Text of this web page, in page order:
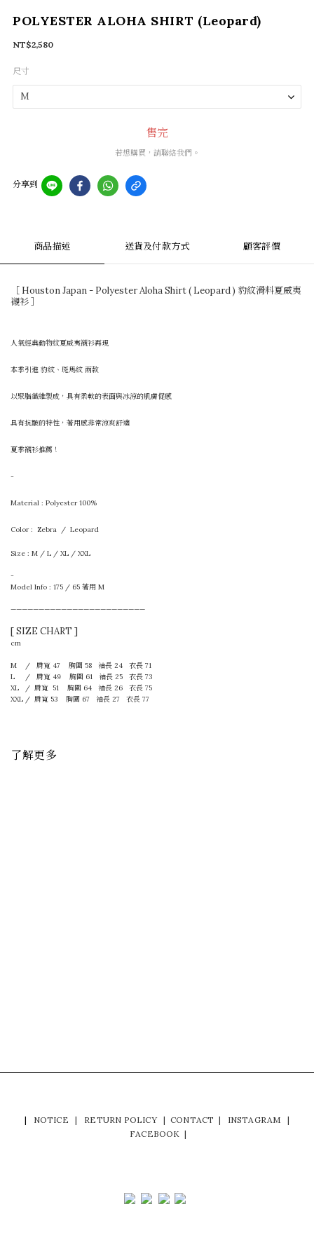
POLYESTER ALOHA SHIRT (Leopard)
NT$2,580
尺寸
售完
若想購買，請聯絡我們。
分享到
商品描述 送貨及付款方式 顧客評價
［ Houston Japan - Polyester Aloha Shirt ( Leopard ) 豹紋滑料夏威夷
襯衫 ］
人氣經典動物紋夏威夷襯衫再現
本季引進 豹紋、斑馬紋 兩款
以聚脂纖維製成，具有柔軟的表面與冰涼的肌膚促感
具有抗皺的特性，著用感非常涼爽舒適
夏季襯衫推薦！
-
Material : Polyester100%
Color : Zebra / Leopard
Size : M / L / XL / XXL
-
Model Info : 175 / 65 著用 M
————————————————————————
[ SIZE CHART ]
cm
M / 肩寬 47 胸圍 58 袖長 24 衣長 71
L / 肩寬 49 胸圍 61 袖長 25 衣長 73
XL / 肩寬 51 胸圍 64 袖長 26 衣長 75
XXL / 肩寬 53 胸圍 67 袖長 27 衣長 77
了解更多
| NOTICE | RETURN POLICY | CONTACT | INSTAGRAM
|
FACEBOOK |